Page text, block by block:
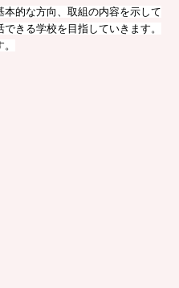
的な方向、取組の内容を示して
きる学校を目指していきます。